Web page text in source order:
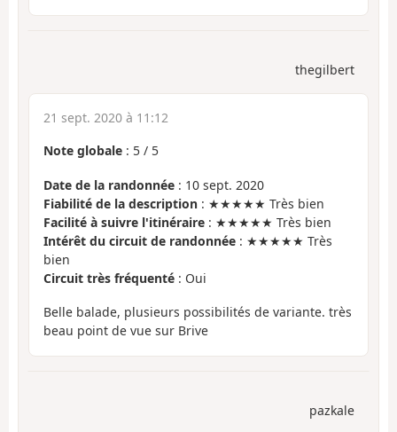
thegilbert
21 sept. 2020 à 11:12
Note globale : 5 / 5
Date de la randonnée : 10 sept. 2020
Fiabilité de la description : ★★★★★ Très bien
Facilité à suivre l'itinéraire : ★★★★★ Très bien
Intérêt du circuit de randonnée : ★★★★★ Très
bien
Circuit très fréquenté : Oui
Belle balade, plusieurs possibilités de variante. très
beau point de vue sur Brive
pazkale